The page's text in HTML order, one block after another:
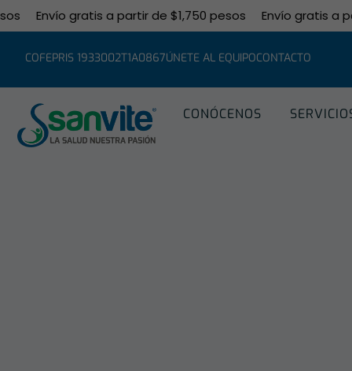
Envío gratis a partir de $1,750 pesos Envío gratis a
COFEPRIS 1933002T1A0867ÚNETE AL EQUIPOCONTACTO
CONÓCENOS